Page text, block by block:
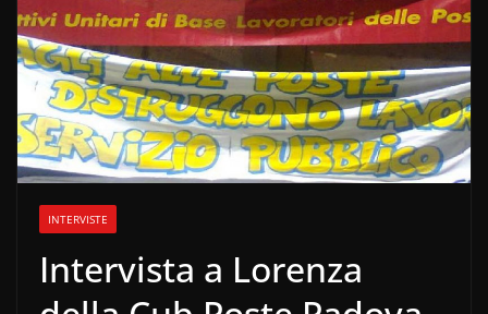
INTERVISTE
Intervista a Lorenza